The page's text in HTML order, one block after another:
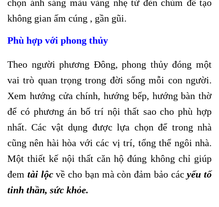
chọn ánh sáng màu vàng nhẹ từ đèn chùm để tạo
không gian ấm cúng , gần gũi.
Phù hợp với phong thủy
Theo người phương Đông, phong thủy đóng một
vai trò quan trọng trong đời sống mỗi con người.
Xem hướng cửa chính, hướng bếp, hướng bàn thờ
để có phương án bố trí nội thất sao cho phù hợp
nhất. Các vật dụng được lựa chọn để trong nhà
cũng nên hài hòa với các vị trí, tổng thể ngôi nhà.
Một thiết kế nội thất căn hộ đúng không chỉ giúp
đem tài lộcvề cho bạn mà còn đảm bảo cácyếu tố
tinh thần, sức khỏe.